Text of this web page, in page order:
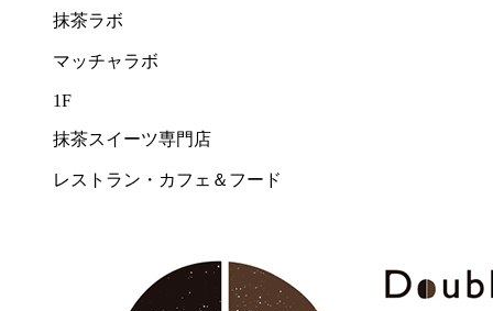
抹茶ラボ
マッチャラボ
1F
抹茶スイーツ専門店
レストラン・カフェ＆フード